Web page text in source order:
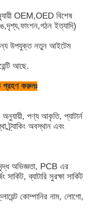
OEM,OED বিশেষ
ইত্যাদি)
জন্য উপযুক্ত নতুন আইটেম
আছে.
গ্রহণ করুনঃ
পণ্য আকৃতি, প্যাটার্ন
অবস্থান এবং
অভিজ্ঞতা, PCB এর
ব্যাটারি সুরক্ষা সার্কিট
কোম্পানির নাম, লোগো,